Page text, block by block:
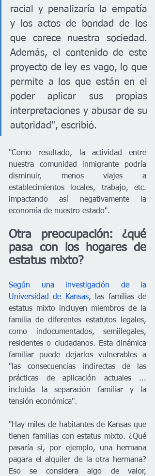
racial y penalizaría la empatía
y los actos de bondad de los
que carece nuestra sociedad.
Además, el contenido de este
proyecto de ley es vago, lo que
permite a los que están en el
poder aplicar sus propias
interpretaciones y abusar de su
autoridad", escribió.
"Como resultado, la actividad entre
nuestra comunidad inmigrante podría
disminuir, menos viajes a
establecimientos locales, trabajo, etc.
impactando así negativamente la
economía de nuestro estado".
Otra preocupación: ¿qué
pasa con los hogares de
estatus mixto?
Según una investigación de la
Universidad de Kansas,
las familias de
estatus mixto incluyen miembros de la
familia de diferentes estatutos legales,
como indocumentados, semiilegales,
residentes o ciudadanos. Esta dinámica
familiar puede dejarlos vulnerables a
"las consecuencias indirectas de las
prácticas de aplicación actuales ...
incluida la separación familiar y la
tensión económica".
"Hay miles de habitantes de Kansas que
tienen familias con estatus mixto. ¿Qué
pasaría si, por ejemplo, una hermana
pagara el alquiler de la otra hermana?
Eso se considera algo de valor,